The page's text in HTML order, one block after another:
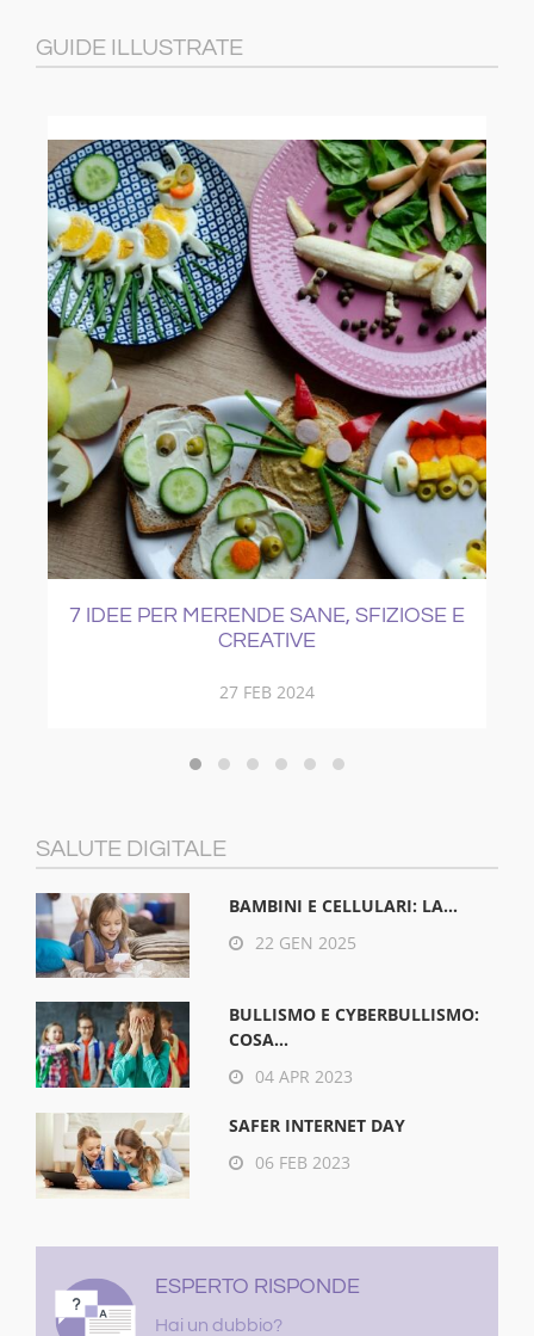
GUIDE ILLUSTRATE
COME CURARE IL RAFFREDDORE
21 NOV 2017
SALUTE DIGITALE
BAMBINI E CELLULARI: LA...
22 GEN 2025
BULLISMO E CYBERBULLISMO:
COSA...
04 APR 2023
SAFER INTERNET DAY
06 FEB 2023
ESPERTO RISPONDE
Hai un dubbio?